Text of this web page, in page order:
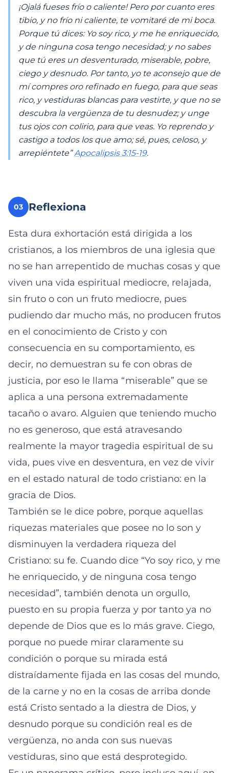
¡Ojalá fueses frío o caliente! Pero por cuanto eres
tibio, y no frío ni caliente, te vomitaré de mi boca.
Porque tú dices: Yo soy rico, y me he enriquecido,
y de ninguna cosa tengo necesidad; y no sabes
que tú eres un desventurado, miserable, pobre,
ciego y desnudo. Por tanto, yo te aconsejo que de
mí compres oro refinado en fuego, para que seas
rico, y vestiduras blancas para vestirte, y que no se
descubra la vergüenza de tu desnudez; y unge
tus ojos con colirio, para que veas. Yo reprendo y
castigo a todos los que amo; sé, pues, celoso, y
arrepiéntete”Apocalipsis 3:15-19.
03 Reflexiona
Esta dura exhortación está dirigida a los
cristianos, a los miembros de una iglesia que
no se han arrepentido de muchas cosas y que
viven una vida espiritual mediocre, relajada,
sin fruto o con un fruto mediocre, pues
pudiendo dar mucho más, no producen frutos
en el conocimiento de Cristo y con
consecuencia en su comportamiento, es
decir, no demuestran su fe con obras de
justicia, por eso le llama “miserable” que se
aplica a una persona extremadamente
tacaño o avaro. Alguien que teniendo mucho
no es generoso, que está atravesando
realmente la mayor tragedia espiritual de su
vida, pues vive en desventura, en vez de vivir
en el estado natural de todo cristiano: en la
gracia de Dios.
También se le dice pobre, porque aquellas
riquezas materiales que posee no lo son y
disminuyen la verdadera riqueza del
Cristiano: su fe. Cuando dice “Yo soy rico, y me
he enriquecido, y de ninguna cosa tengo
necesidad”, también denota un orgullo,
puesto en su propia fuerza y por tanto ya no
depende de Dios que es lo más grave. Ciego,
porque no puede mirar claramente su
condición o porque su mirada está
distraídamente fijada en las cosas del mundo,
de la carne y no en la cosas de arriba donde
está Cristo sentado a la diestra de Dios, y
desnudo porque su condición real es de
vergüenza, no anda con sus nuevas
vestiduras, sino que está desprotegido.